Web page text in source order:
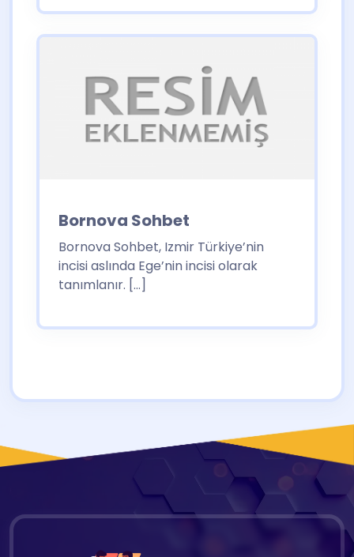
Bornova Sohbet
Bornova Sohbet, Izmir Türkiye’nin
incisi aslında Ege’nin incisi olarak
tanımlanır. […]